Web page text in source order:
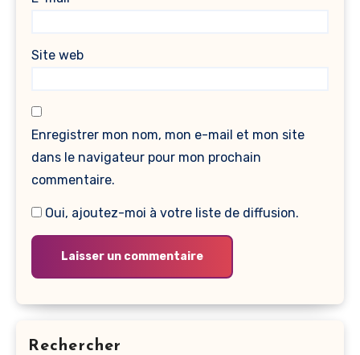
Site web
Enregistrer mon nom, mon e-mail et mon site
dans le navigateur pour mon prochain
commentaire.
Oui, ajoutez-moi à votre liste de diffusion.
Rechercher